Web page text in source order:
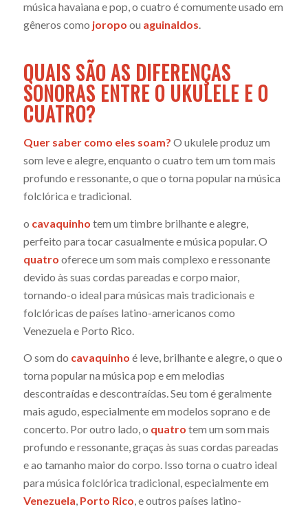
música havaiana e pop, o cuatro é comumente usado em
gêneros como joropo ou aguinaldos
QUAIS SÃO AS DIFERENÇAS
SONORAS ENTRE O UKULELE E O
CUATRO?
Quer saber como eles soam? O ukulele produz um
som leve e alegre, enquanto o cuatro tem um tom mais
profundo e ressonante, o que o torna popular na música
folclórica e tradicional.
o cavaquinho tem um timbre brilhante e alegre,
perfeito para tocar casualmente e música popular. O
quatro oferece um som mais complexo e ressonante
devido às suas cordas pareadas e corpo maior,
tornando-o ideal para músicas mais tradicionais e
folclóricas de países latino-americanos como
Venezuela e Porto Rico.
O som do cavaquinho é leve, brilhante e alegre, o que o
torna popular na música pop e em melodias
descontraídas e descontraídas. Seu tom é geralmente
mais agudo, especialmente em modelos soprano e de
concerto. Por outro lado, o quatro tem um som mais
profundo e ressonante, graças às suas cordas pareadas
e ao tamanho maior do corpo. Isso torna o cuatro ideal
para música folclórica tradicional, especialmente em
Venezuela, Porto Rico, e outros países latino-